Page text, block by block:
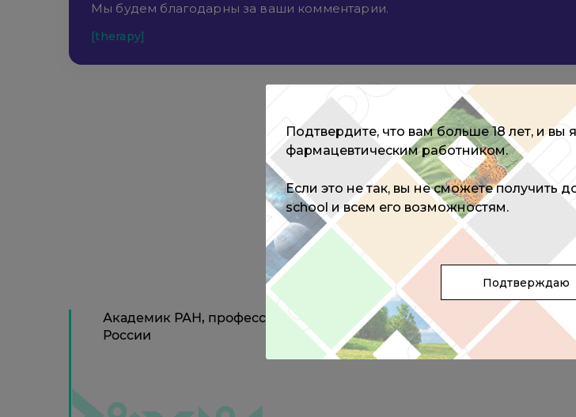
Мы будем благодарны за ваши комментарии.
[therapy]
Академик РАН, профессор, доктор медицинских наук, заведующий
России
Подтвердите, что вам больше 18 лет, и вы
фармацевтическим работником.
Если это не так, вы не сможете получить
school и всем его возможностям.
Подтверждаю